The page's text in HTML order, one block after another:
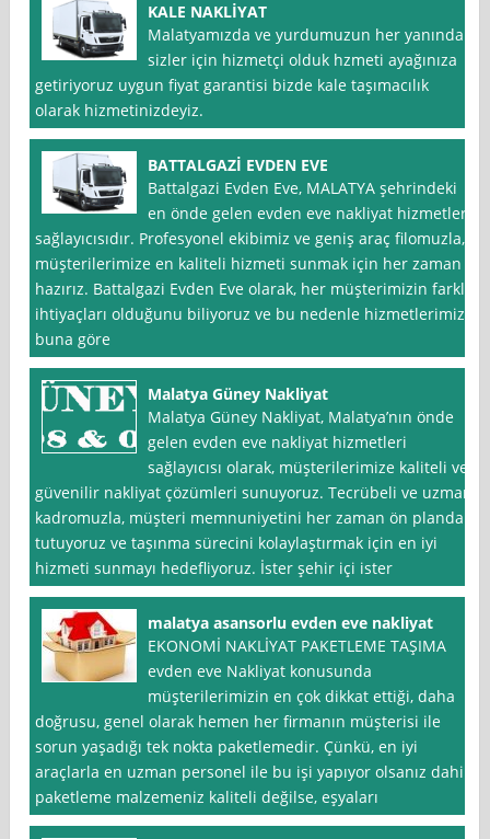
KALE NAKLİYAT
Malatyamızda ve yurdumuzun her yanında
sizler için hizmetçi olduk hzmeti ayağınıza
getiriyoruz uygun fiyat garantisi bizde kale taşımacılık
olarak hizmetinizdeyiz.
BATTALGAZİ EVDEN EVE
Battalgazi Evden Eve, MALATYA şehrindeki
en önde gelen evden eve nakliyat hizmetleri
sağlayıcısıdır. Profesyonel ekibimiz ve geniş araç filomuzla,
müşterilerimize en kaliteli hizmeti sunmak için her zaman
hazırız. Battalgazi Evden Eve olarak, her müşterimizin farklı
ihtiyaçları olduğunu biliyoruz ve bu nedenle hizmetlerimizi
buna göre
Malatya Güney Nakliyat
Malatya Güney Nakliyat, Malatya’nın önde
gelen evden eve nakliyat hizmetleri
sağlayıcısı olarak, müşterilerimize kaliteli ve
güvenilir nakliyat çözümleri sunuyoruz. Tecrübeli ve uzman
kadromuzla, müşteri memnuniyetini her zaman ön planda
tutuyoruz ve taşınma sürecini kolaylaştırmak için en iyi
hizmeti sunmayı hedefliyoruz. İster şehir içi ister
malatya asansorlu evden eve nakliyat
EKONOMİ NAKLİYAT PAKETLEME TAŞIMA
evden eve Nakliyat konusunda
müşterilerimizin en çok dikkat ettiği, daha
doğrusu, genel olarak hemen her firmanın müşterisi ile
sorun yaşadığı tek nokta paketlemedir. Çünkü, en iyi
araçlarla en uzman personel ile bu işi yapıyor olsanız dahi
paketleme malzemeniz kaliteli değilse, eşyaları